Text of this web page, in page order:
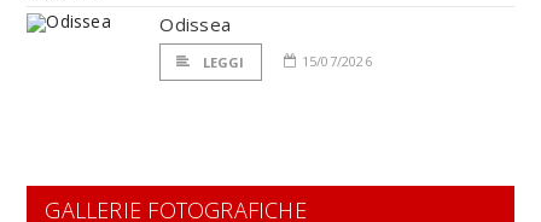
Odissea
LEGGI 15/07/2026
GALLERIE FOTOGRAFICHE